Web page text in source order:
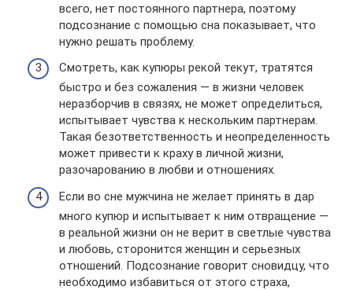
всего, нет постоянного партнера, поэтому
подсознание с помощью сна показывает, что
нужно решать проблему.
Смотреть, как купюры рекой текут, тратятся
быстро и без сожаления — в жизни человек
неразборчив в связях, не может определиться,
испытывает чувства к нескольким партнерам.
Такая безответственность и неопределенность
может привести к краху в личной жизни,
разочарованию в любви и отношениях.
Если во сне мужчина не желает принять в дар
много купюр и испытывает к ним отвращение —
в реальной жизни он не верит в светлые чувства
и любовь, сторонится женщин и серьезных
отношений. Подсознание говорит сновидцу, что
необходимо избавиться от этого страха,